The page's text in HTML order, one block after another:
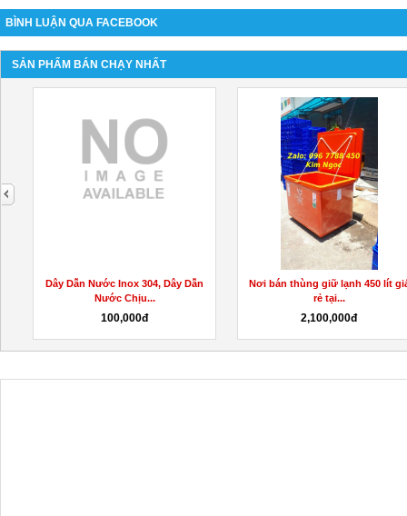
BÌNH LUẬN QUA FACEBOOK
SẢN PHẨM BÁN CHẠY NHẤT
Dây Dẫn Nước Inox 304, Dây Dẫn
Nước Chịu...
100,000đ
Nơi bán thùng giữ lạnh 450 lít
rẻ tại...
2,100,000đ
next